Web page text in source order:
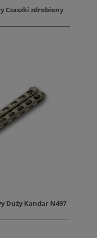
Czaszki zdrobiony
Duży Kandar N497